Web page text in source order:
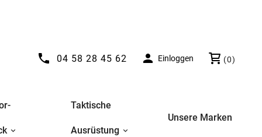
 04 58 28 45 62  Einloggen (0)
Taktische
Ausrüstung
Unsere Marken